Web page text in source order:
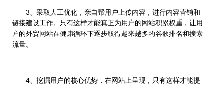
3、采取人工优化，亲自帮用户上传内容，进行内容营销和
链接建设工作。只有这样才能真正为用户的网站积累权重，让用
户的外贸网站在健康循环下逐步取得越来越多的谷歌排名和搜索
流量。
4、挖掘用户的核心优势，在网站上呈现，只有这样才能提